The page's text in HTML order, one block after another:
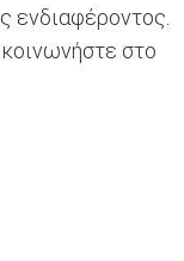
ενδιαφέροντος.
στο